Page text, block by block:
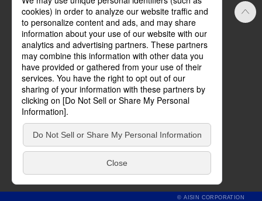
Official SNS
ご利用にあたって
方針・規約
サイトマップ
お問い合わせ
© AISIN CORPORATION